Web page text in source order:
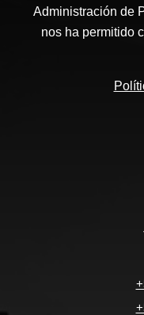
Administración de
nos ha permitido